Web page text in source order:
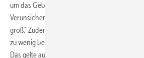
um das Gebäudeenergiegesetz wirkt bei den
Verunsicherung in puncto
groß.“ Zudem ist nach Auffassung des BDH
zu wenig bekannt, welche technischen
Das gelte auch für die Chancen der neu